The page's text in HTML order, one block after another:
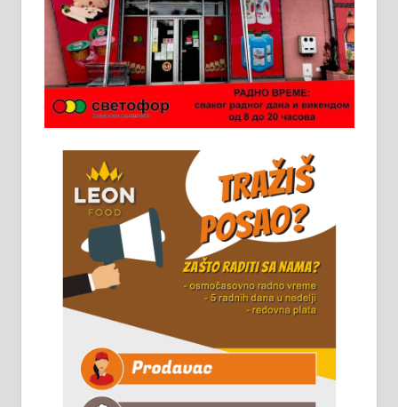
Ало таксију потребан возач са Б
категоријом. 064/02-85-511
Потребна два радника за рад на
стоваришту „Липа промет” у
Алексинцу. За више
информација доћи лично на
стовариште у улици Максима
Горког 26 сваког радног дана од
8 до 15 часова. 063/465-045
Чистим све врсте димњака.
061/32-13-445